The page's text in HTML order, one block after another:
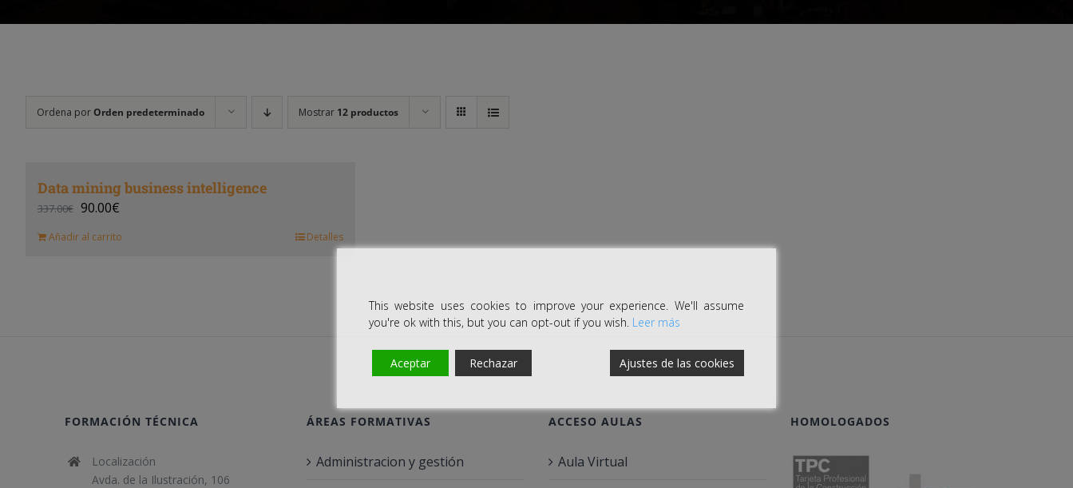
Ordena porOrden predeterminado Mostrar 12 productos
Data mining business intelligence
337.00€ 90.00€
Añadir al carrito Detalles
FORMACIÓN TÉCNICA
Localización
Avda. de la Ilustración, 106
ÁREAS FORMATIVAS
Administracion y gestión
ACCESO AULAS
Aula Virtual
HOMOLOGADOS
This website uses cookies to improve your experience. We'll assume
you're ok with this, but you can opt-out if you wish. Leer más
Aceptar Rechazar Ajustes de las cookies